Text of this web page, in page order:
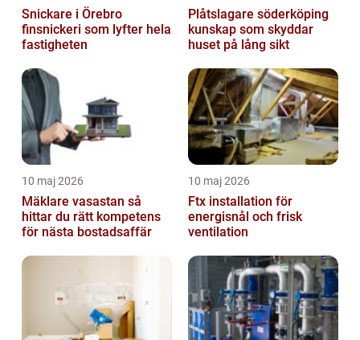
Snickare i Örebro
finsnickeri som lyfter hela
fastigheten
Plåtslagare söderköping
kunskap som skyddar
huset på lång sikt
10 maj 2026
Mäklare vasastan så
hittar du rätt kompetens
för nästa bostadsaffär
10 maj 2026
Ftx installation för
energisnål och frisk
ventilation